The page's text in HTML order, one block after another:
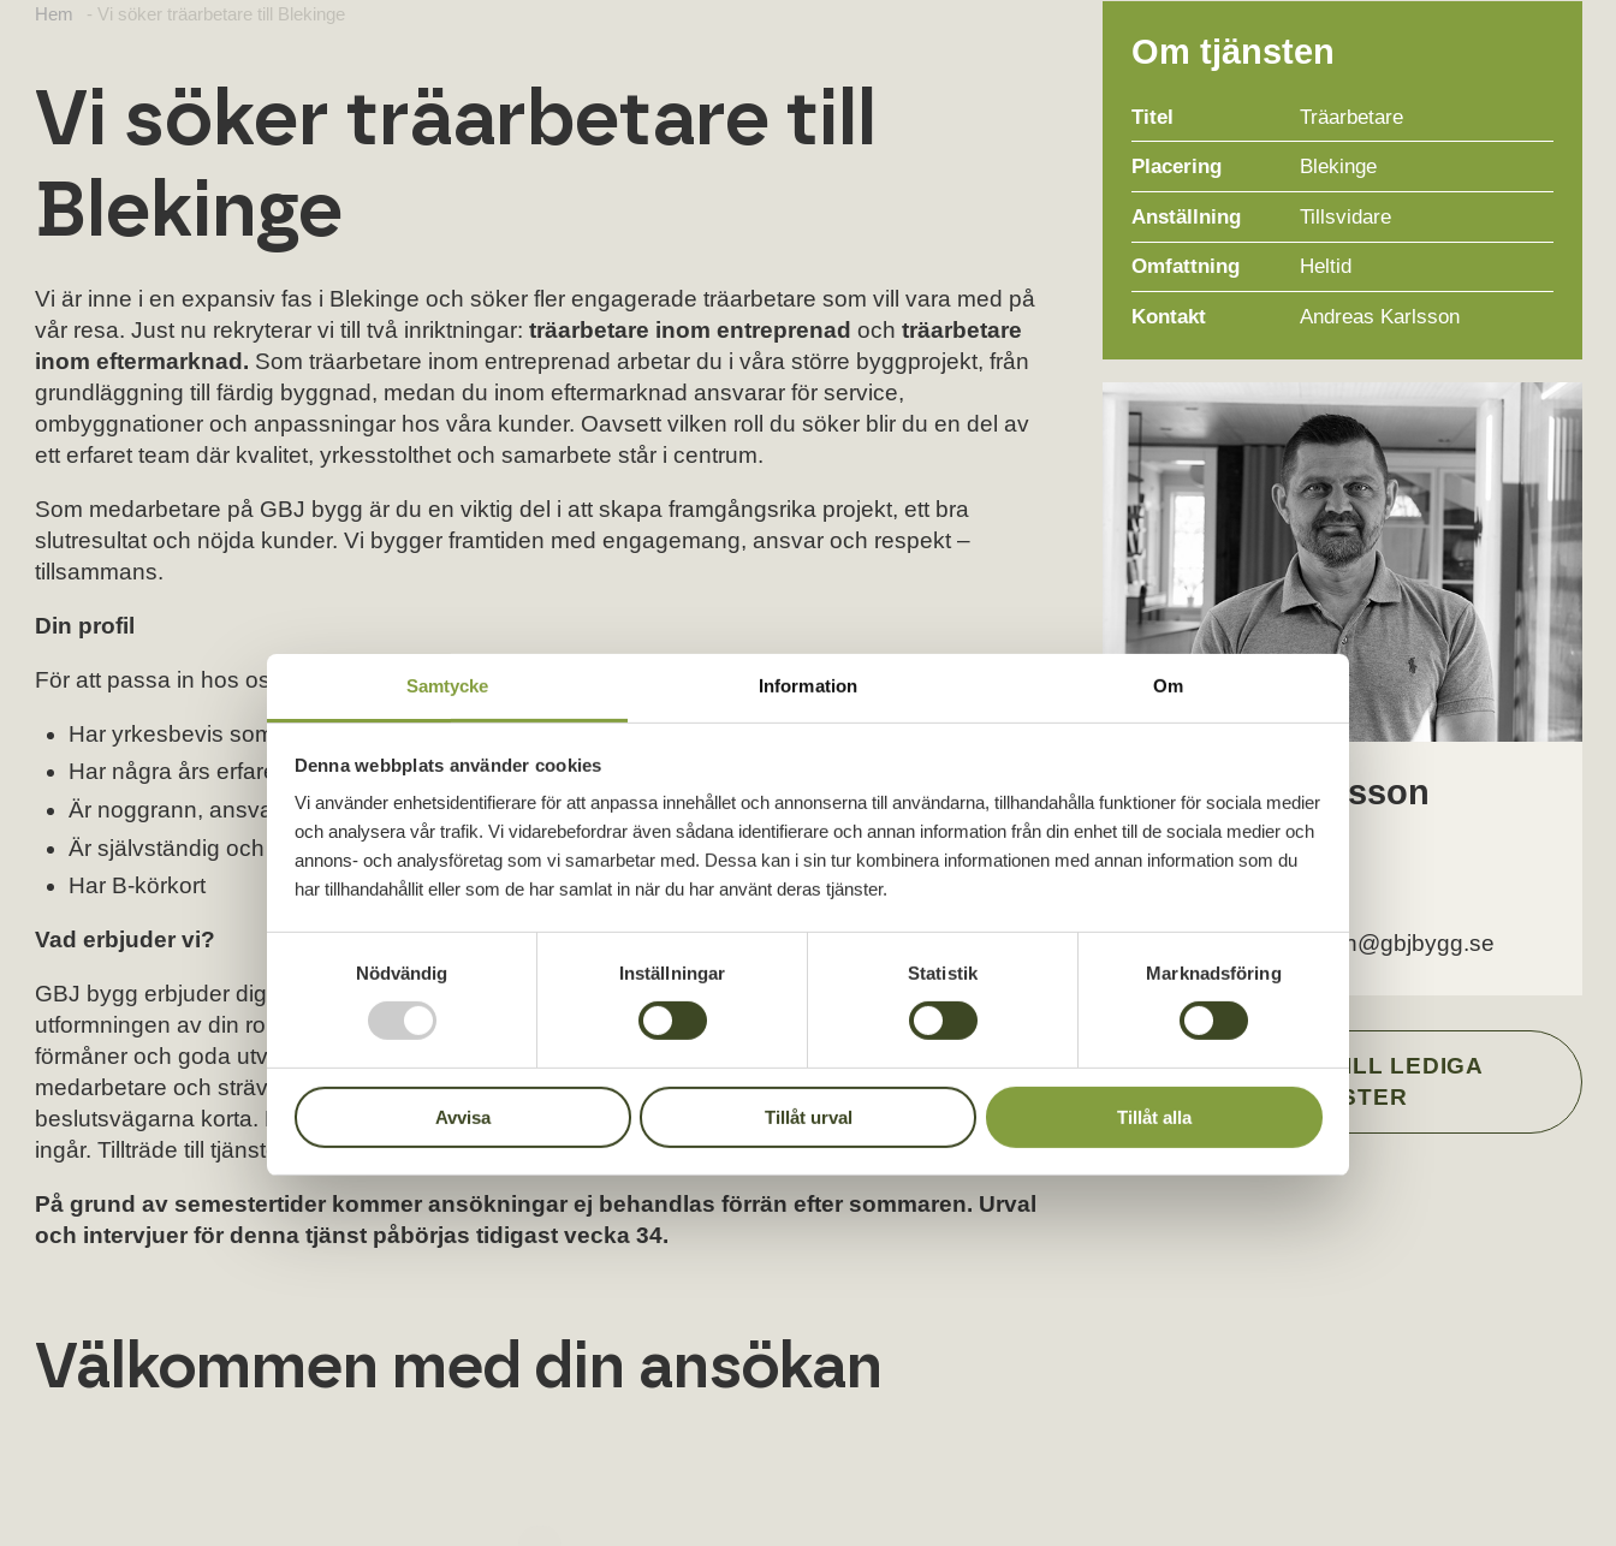
Samtycke Information Om
Denna webbplats använder cookies
Vi använder enhetsidentifierare för att anpassa innehållet och annonserna till användarna, tillhandahålla funktioner för sociala medier
och analysera vår trafik. Vi vidarebefordrar även sådana identifierare och annan information från din enhet till de sociala medier och
annons- och analysföretag som vi samarbetar med. Dessa kan i sin tur kombinera informationen med annan information som du
har tillhandahållit eller som de har samlat in när du har använt deras tjänster.
y
c
k
e
s
v
a
Nödvändig Inställningar Statistik Marknadsföring
Avvisa Tillåt urval Tillåt alla
Hem -Vi söker träarbetare till Blekinge
Vi söker träarbetare till
Blekinge
Vi är inne i en expansiv fas i Blekinge och söker fler engagerade träarbetare som vill vara med på
vår resa. Just nu rekryterar vi till två inriktningar: träarbetare inom entreprenad och träarbetare
inom eftermarknad. Som träarbetare inom entreprenad arbetar du i våra större byggprojekt, från
grundläggning till färdig byggnad, medan du inom eftermarknad ansvarar för service,
ombyggnationer och anpassningar hos våra kunder. Oavsett vilken roll du söker blir du en del av
ett erfaret team där kvalitet, yrkesstolthet och samarbete står i centrum.
Som medarbetare på GBJ bygg är du en viktig del i att skapa framgångsrika projekt, ett bra
slutresultat och nöjda kunder. Vi bygger framtiden med engagemang, ansvar och respekt –
tillsammans.
Din profil
För att passa in hos oss ser vi att du:
Har yrkesbevis som trä- eller betongarbetare
Har några års erfarenhet av byggproduktion
Är noggrann, ansvarsfull och har en positiv inställning
Är självständig och initiativrik, men trivs också med att arbeta i lag
Har B-körkort
Vad erbjuder vi?
GBJ bygg erbjuder dig möjligheten till ett varierande jobb med stort utrymme att själv påverka
utformningen av din roll. Förutom trevliga och engagerade kollegor erbjuder vi dig även en rad
förmåner och goda utvecklingsmöjligheter i en spännande arbetsmiljö. Vi värdesätter våra
medarbetare och strävar efter en familjär och öppen stämning, där taket är högt och
beslutsvägarna korta. Din placeringsort kommer att vara i Karlskrona men resor inom Blekinge
ingår. Tillträde till tjänsten är enligt överenskommelse.
På grund av semestertider kommer ansökningar ej behandlas förrän efter sommaren. Urval
och intervjuer för denna tjänst påbörjas tidigast vecka 34.
Välkommen med din ansökan
Om tjänsten
Titel Träarbetare
Placering Blekinge
Anställning Tillsvidare
Omfattning Heltid
Kontakt Andreas Karlsson
Andreas Karlsson
Avdelningschef
andreas.karlsson@gbjbygg.se
TILLBAKA TILL LEDIGA
TJÄNSTER